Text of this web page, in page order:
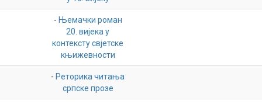
- Њемачки роман
20. вијека у
контексту свјетске
књижевности
- Реторика читања
српске прозе